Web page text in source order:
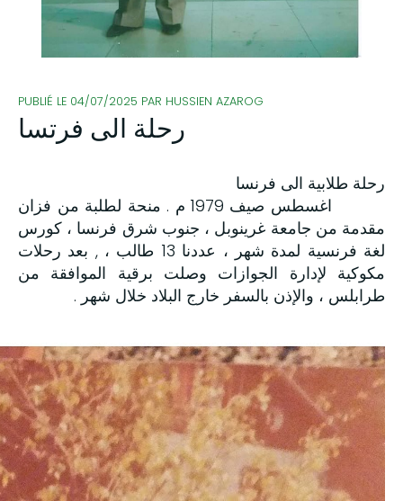
PUBLIÉ LE 04/07/2025 PAR HUSSIEN AZAROG
رحلة الى فرتسا
رحلة طلابية الى فرنسا
اغسطس صيف 1979 م . منحة لطلبة من فزان
مقدمة من جامعة غرينوبل ، جنوب شرق فرنسا ، كورس
لغة فرنسية لمدة شهر ، عددنا 13 طالب ، , بعد رحلات
مكوكية لإدارة الجوازات وصلت برقية الموافقة من
طرابلس ، والإذن بالسفر خارج البلاد خلال شهر .